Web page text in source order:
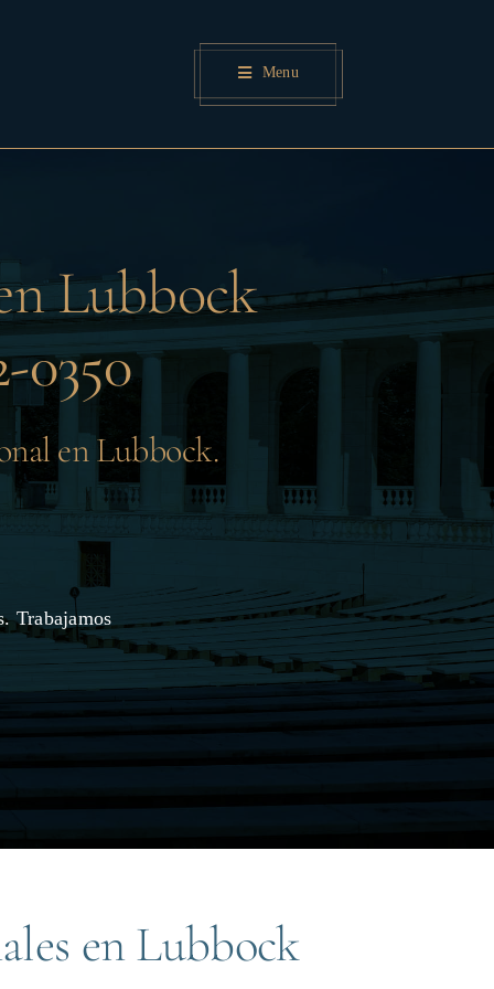
Menu
Lubbock
en Lubbock.
Trabajamos
en Lubbock